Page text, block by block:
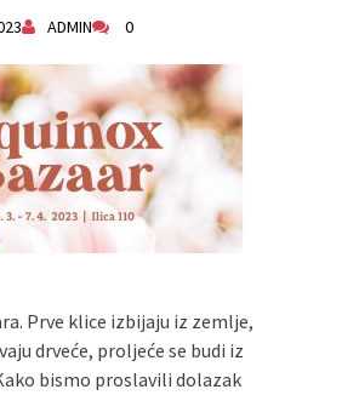
ADMIN 0
Prve klice izbijaju iz zemlje,
drveće, proljeće se budi iz
bismo proslavili dolazak